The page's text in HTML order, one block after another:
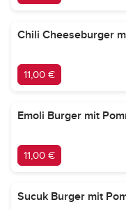
Chili Cheeseburger
11,00 €
Emoli Burger mit
11,00 €
Sucuk Burger mit